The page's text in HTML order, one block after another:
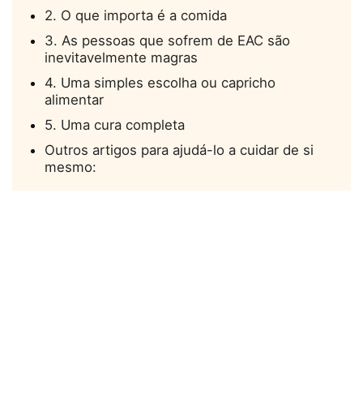
2. O que importa é a comida
3. As pessoas que sofrem de EAC são
inevitavelmente magras
4. Uma simples escolha ou capricho
alimentar
5. Uma cura completa
Outros artigos para ajudá-lo a cuidar de si
mesmo: